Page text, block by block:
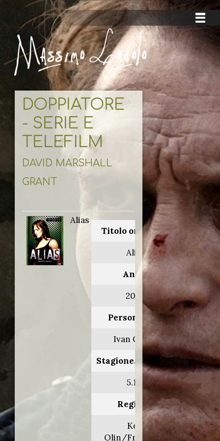
DOPPIATORE
- SERIE E
TELEFILM
DAVID MARSHALL
GRANT
Alias
Titolo originale:
Alias
Anno:
2005
Personaggio:
Ivan Curtis
Stagione.Episodio:
5.1-2
Regia di:
Ken
Olin/Frederick